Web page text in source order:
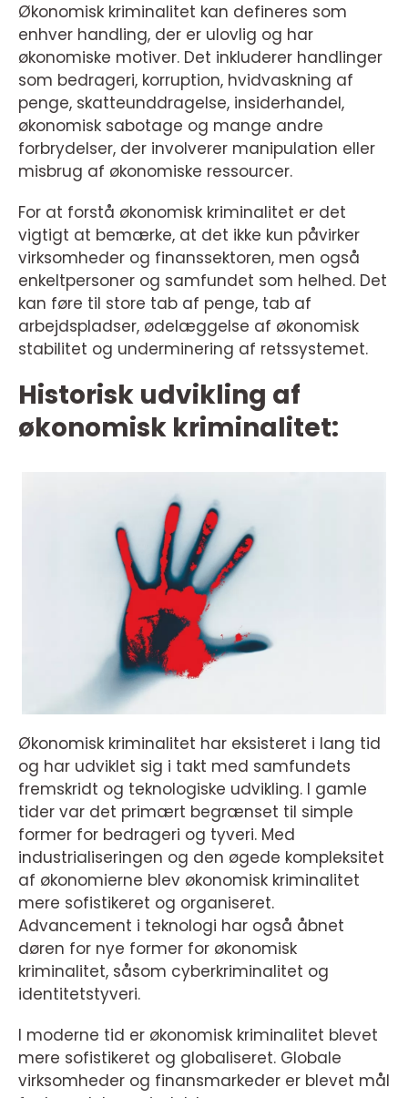
Økonomisk kriminalitet kan defineres som
enhver handling, der er ulovlig og har
økonomiske motiver. Det inkluderer handlinger
som bedrageri, korruption, hvidvaskning af
penge, skatteunddragelse, insiderhandel,
økonomisk sabotage og mange andre
forbrydelser, der involverer manipulation eller
misbrug af økonomiske ressourcer.
For at forstå økonomisk kriminalitet er det
vigtigt at bemærke, at det ikke kun påvirker
virksomheder og finanssektoren, men også
enkeltpersoner og samfundet som helhed. Det
kan føre til store tab af penge, tab af
arbejdspladser, ødelæggelse af økonomisk
stabilitet og underminering af retssystemet.
Historisk udvikling af
økonomisk kriminalitet:
Økonomisk kriminalitet har eksisteret i lang tid
og har udviklet sig i takt med samfundets
fremskridt og teknologiske udvikling. I gamle
tider var det primært begrænset til simple
former for bedrageri og tyveri. Med
industrialiseringen og den øgede kompleksitet
af økonomierne blev økonomisk kriminalitet
mere sofistikeret og organiseret.
Advancement i teknologi har også åbnet
døren for nye former for økonomisk
kriminalitet, såsom cyberkriminalitet og
identitetstyveri.
I moderne tid er økonomisk kriminalitet blevet
mere sofistikeret og globaliseret. Globale
virksomheder og finansmarkeder er blevet mål